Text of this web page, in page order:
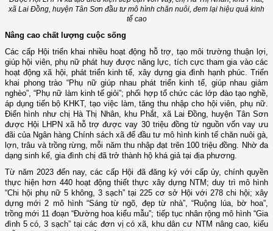
xã Lai Đồng, huyện Tân Sơn đầu tư mô hình chăn nuôi, đem lại hiệu quả kinh
tế cao
Nâng cao chất lượng cuộc sống
Các cấp Hội triển khai nhiều hoạt động hỗ trợ, tạo môi trường thuận lợi,
giúp hội viên, phụ nữ phát huy được năng lực, tích cực tham gia vào các
hoạt động xã hội, phát triển kinh tế, xây dựng gia đình hạnh phúc.
Triển
khai phong trào “Phụ nữ giúp nhau phát triển kinh tế, giúp nhau giảm
nghèo”, “Phụ nữ làm kinh tế giỏi”; phối hợp tổ chức các lớp đào tạo nghề,
áp dụng tiến bộ KHKT, tạo việc làm, tăng thu nhập cho hội viên, phụ nữ.
Điển hình như chị Hà Thị Nhân, khu Phắt, xã Lai Đồng, huyện Tân Sơn
được Hội LHPN xã hỗ trợđược vay 30 triệu đồng từ nguồn vốn vay ưu
đãi của Ngân hàng Chính sách xã để đầu tư mô hình kinh tế chăn nuôi gà,
lợn, trâu và trồng rừng, mỗi năm thu nhập đạt trên 100 triệu đồng. Nhờ đa
dạng sinh kế, gia đình chị đã trở thành hộ khá giả tại địa phương.
Từ năm 2023 đến nay, các cấp Hội đã đăng ký với cấp ủy, chính quyền
thực hiện hơn 440 hoạt động thiết thực xây dựng NTM; duy trì mô hình
“Chi hội phụ nữ 5 không, 3 sạch” tại 225 cơ sở Hội với 278 chi hội; xây
dựng mới 2 mô hình “Sáng từ ngõ, đẹp từ nhà” ,“Ruộng lúa, bờ hoa”
trồng mới 11 đoạn “Đường hoa kiểu mẫu”; tiếp tục nhân rộng mô hình “Gia
đình 5 có, 3 sạch” tại các đơn vị có xã, khu dân cư NTM nâng cao, kiểu